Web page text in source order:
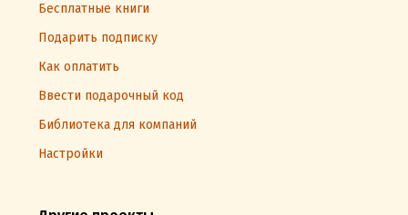
Бесплатные книги
Подарить подписку
Как оплатить
Ввести подарочный код
Библиотека для компаний
Настройки